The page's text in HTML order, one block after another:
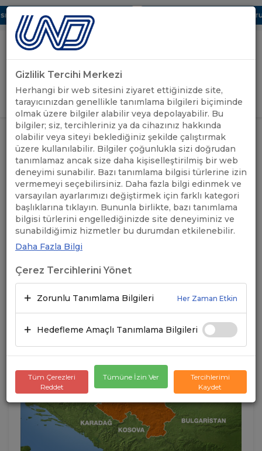
Dijital UBAK Bölümü Hakkında UND, Yunanistan Vize
Uluslararası Nakliyeciler Derneği
GİRİŞ YAP
ANASAYFA /
ÖNEMLİ
DUYURULAR
/
SIRBİSTAN'A/SIRBİSTAN
ÜZERİNDEN YAPILACAK İKİLİ VE
TRANSİT TAŞIMALAR HAKKINDA
BİLGİLENDİRME
SIRBİSTAN'A/SIRBİSTAN
ÜZERİNDEN YAPILACAK
İKİLİ VE TRANSİT
BİLGİLENDİRME
12.11.2024 A+ A-
Gizlilik Tercihi Merkezi
Herhangi bir web sitesini ziyaret ettiğinizde site,
tarayıcınızdan genellikle tanımlama bilgileri biçiminde
olmak üzere bilgiler alabilir veya depolayabilir. Bu
bilgiler; siz, tercihleriniz ya da cihazınız hakkında
olabilir veya siteyi beklediğiniz şekilde çalıştırmak
üzere kullanılabilir. Bilgiler çoğunlukla sizi doğrudan
tanımlamaz ancak size daha kişiselleştirilmiş bir web
deneyimi sunabilir. Bazı tanımlama bilgisi türlerine izin
vermemeyi seçebilirsiniz. Daha fazla bilgi edinmek ve
varsayılan ayarlarımızı değiştirmek için farklı kategori
başlıklarına tıklayın. Bununla birlikte, bazı tanımlama
bilgisi türlerini engellediğinizde site deneyiminiz ve
sunabildiğimiz hizmetler bu durumdan etkilenebilir.
Daha Fazla Bilgi
Çerez Tercihlerini Yönet
Zorunlu Tanımlama Bilgileri Her Zaman Etkin
Hedefleme Amaçlı Tanımlama Bilgileri
Tüm Çerezleri
Reddet
Tümüne İzin Ver
Tercihlerimi
Kaydet